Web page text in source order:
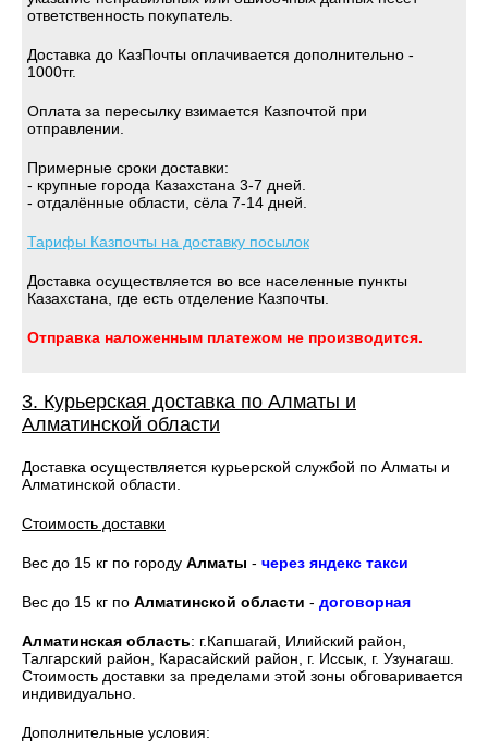
ответственность покупатель.
Доставка до КазПочты оплачивается дополнительно -
1000тг.
Оплата за пересылку взимается Казпочтой при
отправлении.
Примерные сроки доставки:
- крупные города Казахстана 3-7 дней.
- отдалённые области, сёла 7-14 дней.
Тарифы Казпочты на доставку посылок
Доставка осуществляется во все населенные пункты
Казахстана, где есть отделение Казпочты.
Отправка наложенным платежом не производится.
3. Курьерская доставка по Алматы и
Алматинской области
Доставка осуществляется курьерской службой по Алматы и
Алматинской области.
Стоимость доставки
Вес до 15 кг по городу Алматы - через яндекс такси
Вес до 15 кг по Алматинской области - договорная
Алматинская область: г.Капшагай, Илийский район,
Талгарский район, Карасайский район, г. Иссык, г. Узунагаш.
Стоимость доставки за пределами этой зоны обговаривается
индивидуально.
Дополнительные условия: